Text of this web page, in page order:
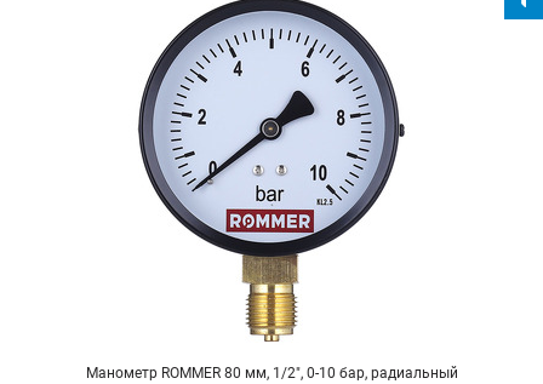
Манометр ROMMER 80 мм, 1/2", 0-10 бар, радиальный